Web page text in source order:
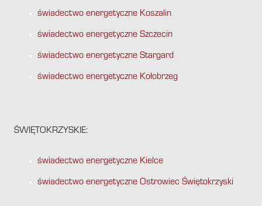
świadectwo energetyczne Koszalin
świadectwo energetyczne Szczecin
świadectwo energetyczne Stargard
świadectwo energetyczne Kołobrzeg
ŚWIĘTOKRZYSKIE:
świadectwo energetyczne Kielce
świadectwo energetyczne Ostrowiec Świętokrzyski